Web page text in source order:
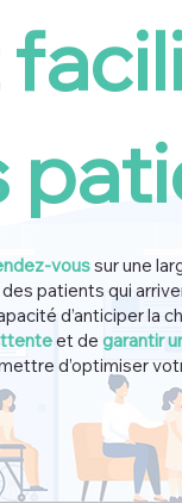
voussur une
patients qui
d’anticiper la
et de garantir
d’optimiser